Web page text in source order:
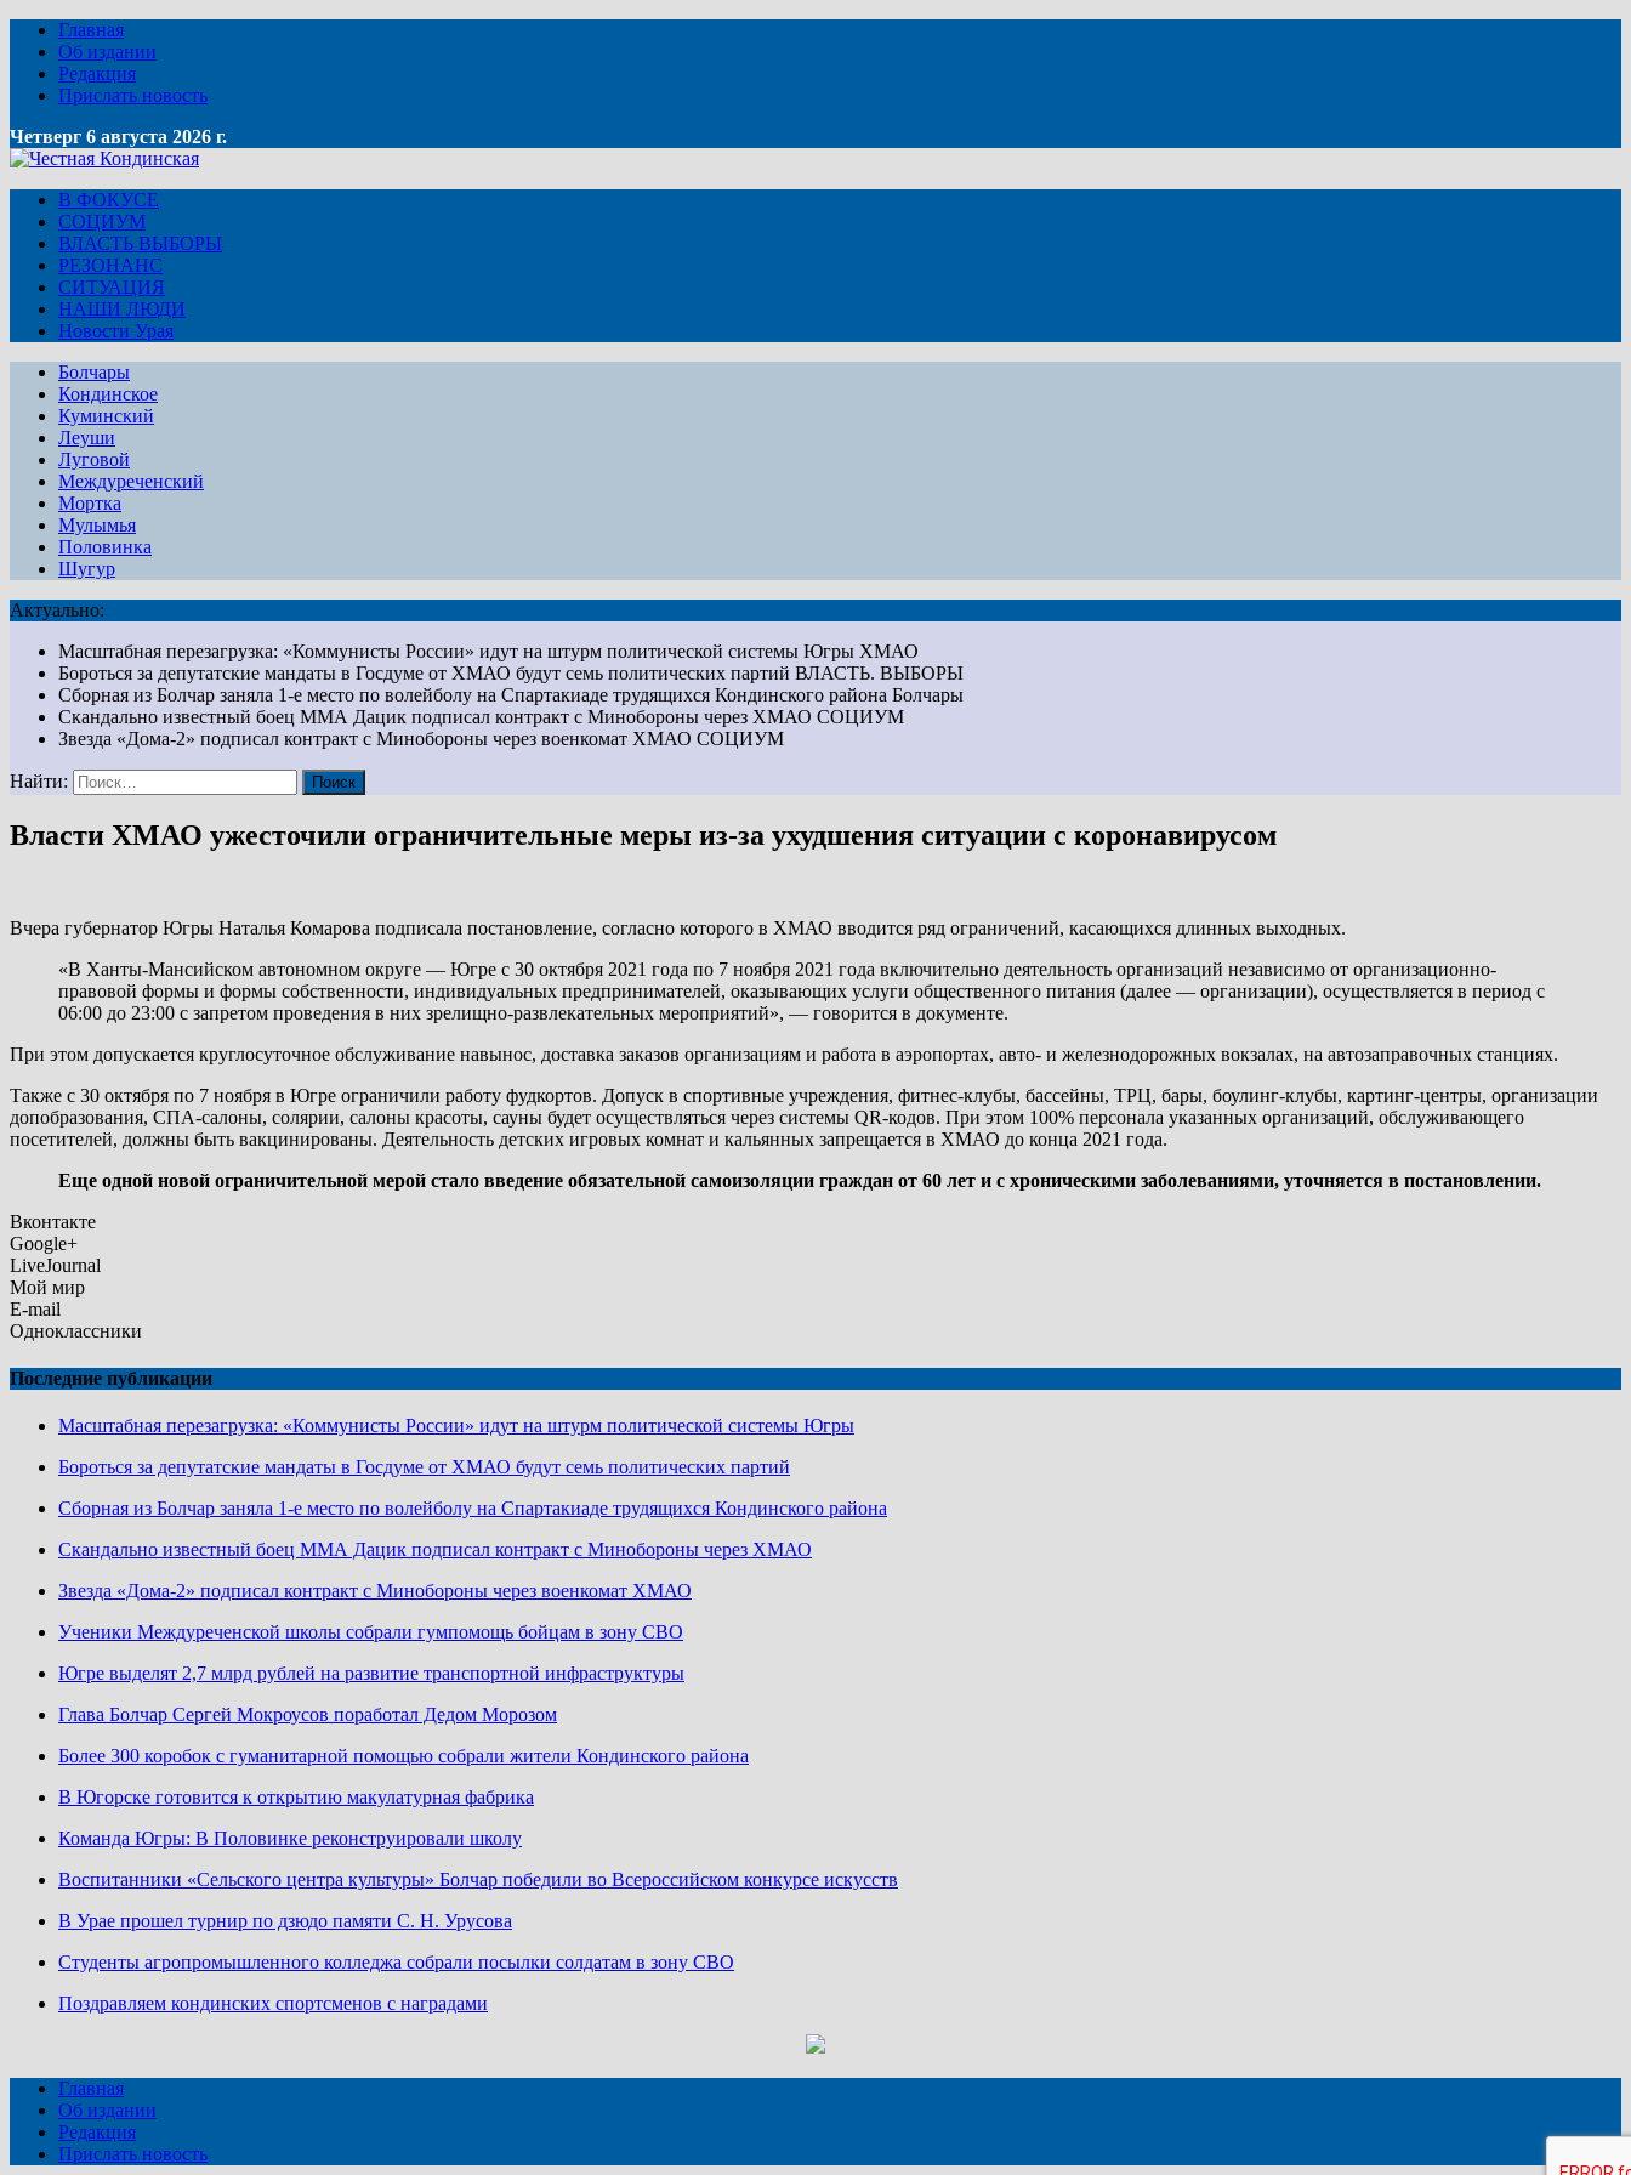
Главная
Об издании
Редакция
Прислать новость
Четверг 6 августа 2026 г.
В ФОКУСЕ
СОЦИУМ
ВЛАСТЬ ВЫБОРЫ
РЕЗОНАНС
СИТУАЦИЯ
НАШИ ЛЮДИ
Новости Урая
Болчары
Кондинское
Куминский
Леуши
Луговой
Междуреченский
Мортка
Мулымья
Половинка
Шугур
Актуально:
Масштабная перезагрузка: «Коммунисты России» идут на штурм политической системы Югры ХМАО
Бороться за депутатские мандаты в Госдуме от ХМАО будут семь политических партий ВЛАСТЬ. ВЫБОРЫ
Сборная из Болчар заняла 1-е место по волейболу на Спартакиаде трудящихся Кондинского района Болчары
Скандально известный боец ММА Дацик подписал контракт с Минобороны через ХМАО СОЦИУМ
Звезда «Дома-2» подписал контракт с Минобороны через военкомат ХМАО СОЦИУМ
Найти:
Власти ХМАО ужесточили ограничительные меры из-за ухудшения ситуации с коронавирусом
Вчера губернатор Югры Наталья Комарова подписала постановление, согласно которого в ХМАО вводится ряд ограничений, касающихся длинных выходных.
«В Ханты-Мансийском автономном округе — Югре с 30 октября 2021 года по 7 ноября 2021 года включительно деятельность организаций независимо от организационно-
правовой формы и формы собственности, индивидуальных предпринимателей, оказывающих услуги общественного питания (далее — организации), осуществляется в период с
06:00 до 23:00 с запретом проведения в них зрелищно-развлекательных мероприятий», — говорится в документе.
При этом допускается круглосуточное обслуживание навынос, доставка заказов организациям и работа в аэропортах, авто- и железнодорожных вокзалах, на автозаправочных станциях.
Также с 30 октября по 7 ноября в Югре ограничили работу фудкортов. Допуск в спортивные учреждения, фитнес-клубы, бассейны, ТРЦ, бары, боулинг-клубы, картинг-центры, организации
допобразования, СПА-салоны, солярии, салоны красоты, сауны будет осуществляться через системы QR-кодов. При этом 100% персонала указанных организаций, обслуживающего
посетителей, должны быть вакцинированы. Деятельность детских игровых комнат и кальянных запрещается в ХМАО до конца 2021 года.
Еще одной новой ограничительной мерой стало введение обязательной самоизоляции граждан от 60 лет и с хроническими заболеваниями, уточняется в постановлении.
Вконтакте
Google+
LiveJournal
Мой мир
E-mail
Одноклассники
Последние публикации
Масштабная перезагрузка: «Коммунисты России» идут на штурм политической системы Югры
Бороться за депутатские мандаты в Госдуме от ХМАО будут семь политических партий
Сборная из Болчар заняла 1-е место по волейболу на Спартакиаде трудящихся Кондинского района
Скандально известный боец ММА Дацик подписал контракт с Минобороны через ХМАО
Звезда «Дома-2» подписал контракт с Минобороны через военкомат ХМАО
Ученики Междуреченской школы собрали гумпомощь бойцам в зону СВО
Югре выделят 2,7 млрд рублей на развитие транспортной инфраструктуры
Глава Болчар Сергей Мокроусов поработал Дедом Морозом
Более 300 коробок с гуманитарной помощью собрали жители Кондинского района
В Югорске готовится к открытию макулатурная фабрика
Команда Югры: В Половинке реконструировали школу
Воспитанники «Сельского центра культуры» Болчар победили во Всероссийском конкурсе искусств
В Урае прошел турнир по дзюдо памяти С. Н. Урусова
Студенты агропромышленного колледжа собрали посылки солдатам в зону СВО
Поздравляем кондинских спортсменов с наградами
Главная
Об издании
Редакция
Прислать новость